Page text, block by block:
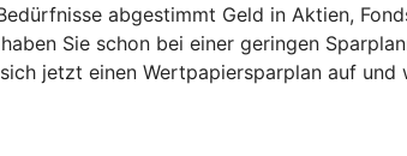
abgestimmt Geld in Aktien,
Sie schon bei einer geringen
jetzt einen Wertpapiersparplan auf